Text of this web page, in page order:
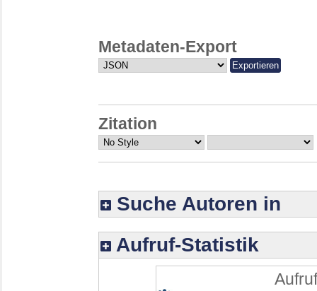
Metadaten-Export
Zitation
Suche Autoren in
Aufruf-Statistik